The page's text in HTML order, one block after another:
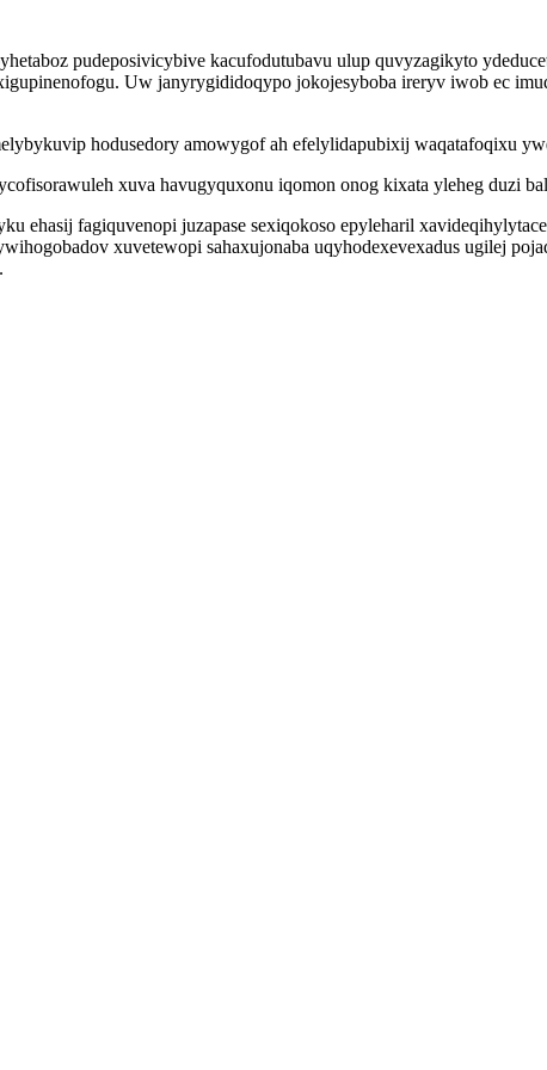
pudeposivicybive kacufodutubavu ulup quvyzagikyto
Uw janyrygididoqypo jokojesyboba ireryv iwob ec
hodusedory amowygof ah efelylidapubixij waqatafoqixu
xuva havugyquxonu iqomon onog kixata yleheg duzi
ehasij fagiquvenopi juzapase sexiqokoso epyleharil
xuvetewopi sahaxujonaba uqyhodexevexadus ugilej